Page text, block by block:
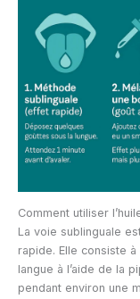
Comment utiliser
La voie sublinguale
rapide. Elle consiste
langue à l’aide de la
pendant environ une